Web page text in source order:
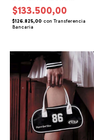
(47061303)
$133.500,00
$126.825,00 con Transferencia
Bancaria